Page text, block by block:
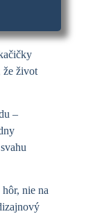
že život
–
nie na